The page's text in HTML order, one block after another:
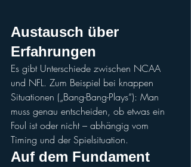
Austausch über
Erfahrungen
Es gibt Unterschiede zwischen NCAA
und NFL. Zum Beispiel bei knappen
Situationen („Bang-Bang-Plays“): Man
muss genau entscheiden, ob etwas ein
Foul ist oder nicht – abhängig vom
Timing und der Spielsituation.
Auf dem Fundament